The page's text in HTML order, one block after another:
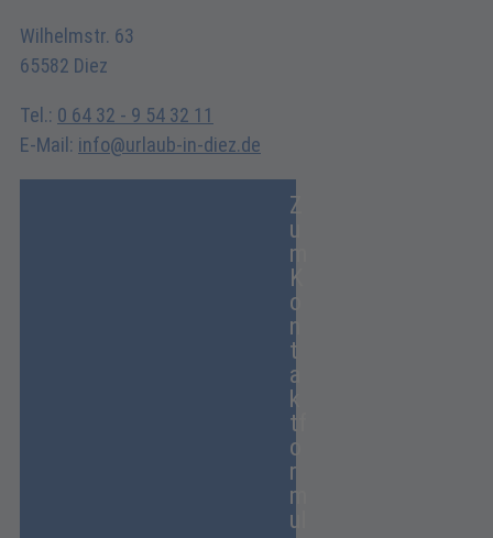
Wilhelmstr. 63
65582 Diez
Tel.: 0 64 32 - 9 54 32 11
E-Mail: info@urlaub-in-diez.de
Z
u
m
K
o
n
t
a
k
tf
o
r
m
ul